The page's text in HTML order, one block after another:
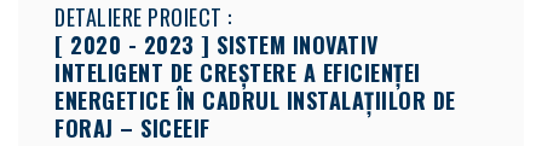
DETALIERE PROIECT :
[ 2020 - 2023 ] SISTEM INOVATIV
INTELIGENT DE CREȘTERE A EFICIENȚEI
ENERGETICE ÎN CADRUL INSTALAȚIILOR DE
FORAJ – SICEEIF